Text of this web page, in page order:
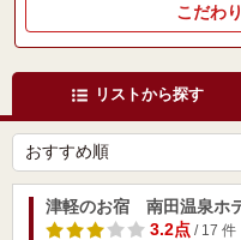
こだわ
リストから探す
津軽のお宿 南田温泉ホ
3.2点/ 17 件